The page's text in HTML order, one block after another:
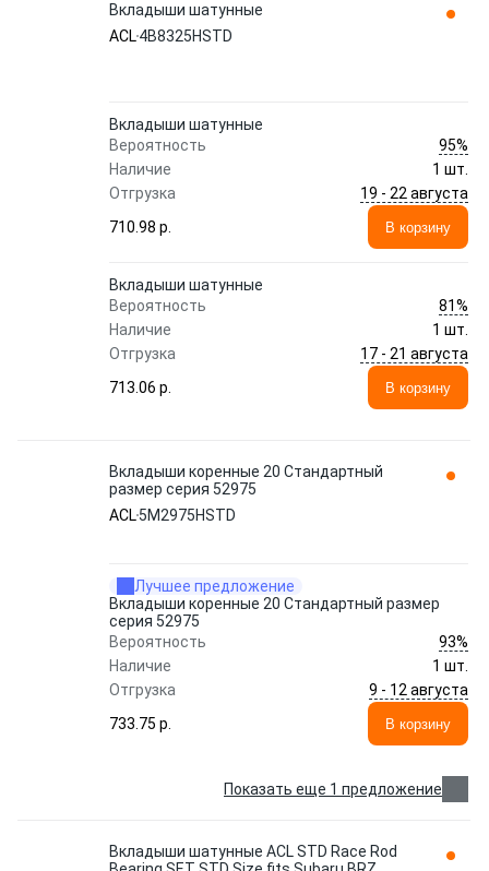
Вкладыши шатунные
ACL4B8325HSTD
Вкладыши шатунные
Вероятность
95%
Наличие
1 шт.
Отгрузка
19 - 22 августа
710.98 p.
В корзину
Вкладыши шатунные
Вероятность
81%
Наличие
1 шт.
Отгрузка
17 - 21 августа
713.06 p.
В корзину
Вкладыши коренные 20 Стандартный
размер серия 52975
ACL5M2975HSTD
Лучшее предложение
Вкладыши коренные 20 Стандартный размер
серия 52975
Вероятность
93%
Наличие
1 шт.
Отгрузка
9 - 12 августа
733.75 p.
В корзину
Показать еще 1 предложение
Вкладыши шатунные ACL STD Race Rod